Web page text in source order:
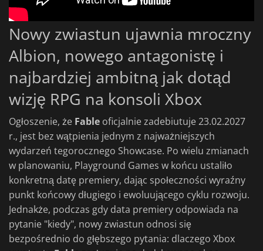
Nowy zwiastun ujawnia mroczny
Albion, nowego antagonistę i
najbardziej ambitną jak dotąd
wizję RPG na konsoli Xbox
Ogłoszenie, że Fable oficjalnie zadebiutuje 23.02.2027
r., jest bez wątpienia jednym z najważniejszych
wydarzeń tegorocznego Showcase. Po wielu zmianach
w planowaniu, Playground Games w końcu ustaliło
konkretną datę premiery, dając społeczności wyraźny
punkt końcowy długiego i ewoluującego cyklu rozwoju.
Jednakże, podczas gdy data premiery odpowiada na
pytanie "kiedy", nowy zwiastun odnosi się
bezpośrednio do głębszego pytania: dlaczego Xbox